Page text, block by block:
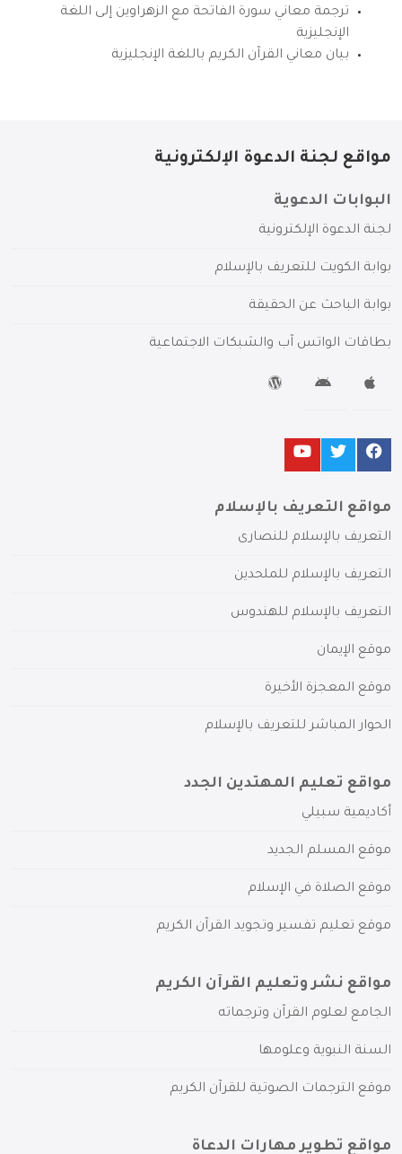
ترجمة معاني سورة الفاتحة مع الزهراوين إلى اللغة
الإنجليزية
بيان معاني القرآن الكريم باللغة الإنجليزية
مواقع لجنة الدعوة الإلكترونية
البوابات الدعوية
لجنة الدعوة الإلكترونية
بوابة الكويت للتعريف بالإسلام
بوابة الباحث عن الحقيقة
بطاقات الواتس آب والشبكات الاجتماعية
مواقع التعريف بالإسلام
التعريف بالإسلام للنصارى
التعريف بالإسلام للملحدين
التعريف بالإسلام للهندوس
موقع الإيمان
موقع المعجزة الأخيرة
الحوار المباشر للتعريف بالإسلام
مواقع تعليم المهتدين الجدد
أكاديمية سبيلي
موقع المسلم الجديد
موقع الصلاة في الإسلام
موقع تعليم تفسير وتجويد القرآن الكريم
مواقع نشر وتعليم القرآن الكريم
الجامع لعلوم القرآن وترجماته
السنة النبوية وعلومها
موقع الترجمات الصوتية للقرآن الكريم
مواقع تطوير مهارات الدعاة